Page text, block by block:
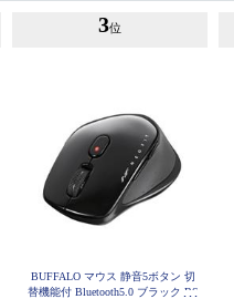
3位
BUFFALO マウス 静音5ボタン 切
替機能付 Bluetooth5.0 ブラック BS